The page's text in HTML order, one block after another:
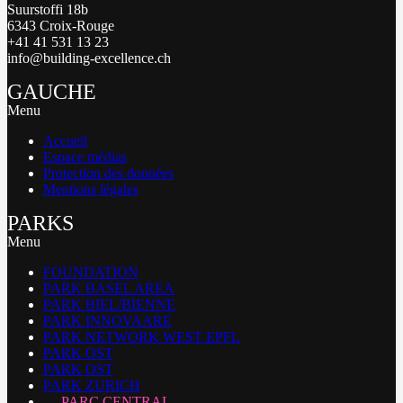
Suurstoffi 18b
6343 Croix-Rouge
+41 41 531 13 23
info@building-excellence.ch
GAUCHE
Menu
Accueil
Espace médias
Protection des données
Mentions légales
PARKS
Menu
FOUNDATION
PARK BASEL AREA
PARK BIEL/BIENNE
PARK INNOVAARE
PARK NETWORK WEST EPFL
PARK OST
PARK OST
PARK ZURICH